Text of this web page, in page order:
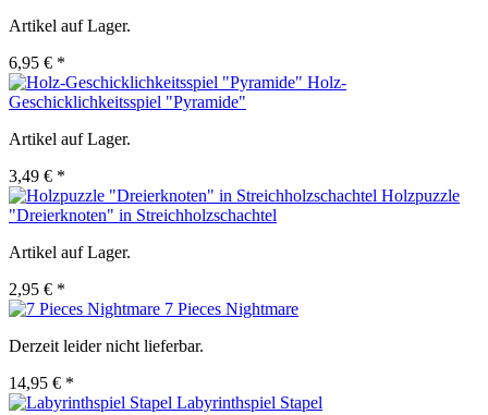
Artikel auf Lager.
6,95 € *
Holz-
Geschicklichkeitsspiel "Pyramide"
Artikel auf Lager.
3,49 € *
Holzpuzzle
"Dreierknoten" in Streichholzschachtel
Artikel auf Lager.
2,95 € *
7 Pieces Nightmare
Derzeit leider nicht lieferbar.
14,95 € *
Labyrinthspiel Stapel